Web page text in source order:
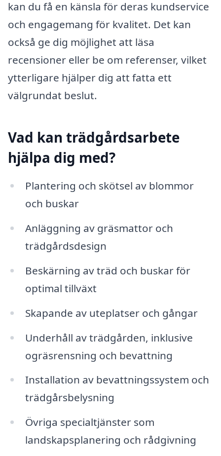
kan du få en känsla för deras kundservice
och engagemang för kvalitet. Det kan
också ge dig möjlighet att läsa
recensioner eller be om referenser, vilket
ytterligare hjälper dig att fatta ett
välgrundat beslut.
Vad kan trädgårdsarbete
hjälpa dig med?
Plantering och skötsel av blommor
och buskar
Anläggning av gräsmattor och
trädgårdsdesign
Beskärning av träd och buskar för
optimal tillväxt
Skapande av uteplatser och gångar
Underhåll av trädgården, inklusive
ogräsrensning och bevattning
Installation av bevattningssystem och
trädgårsbelysning
Övriga specialtjänster som
landskapsplanering och rådgivning